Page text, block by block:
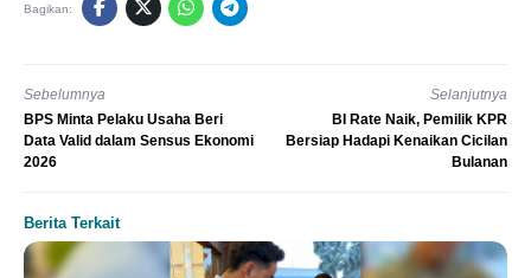
Bagikan:
Sebelumnya
BPS Minta Pelaku Usaha Beri
Data Valid dalam Sensus Ekonomi
2026
Selanjutnya
BI Rate Naik, Pemilik KPR
Bersiap Hadapi Kenaikan Cicilan
Bulanan
Berita Terkait